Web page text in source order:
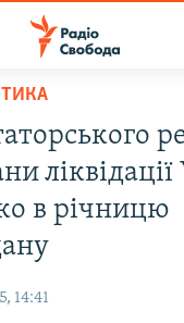
в річницю
14:41